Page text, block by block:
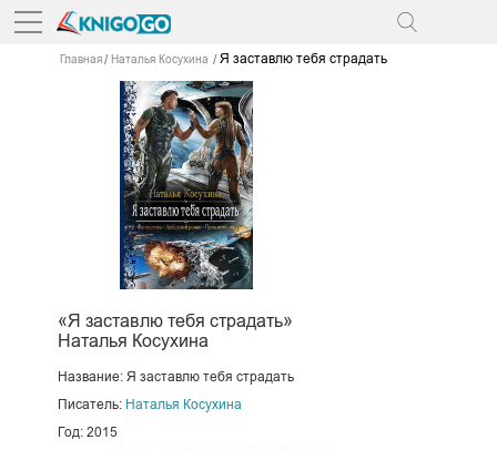
Главная Наталья Косухина Я заставлю тебя страдать
«Я заставлю тебя страдать»
Наталья Косухина
Название: Я заставлю тебя страдать
Писатель: Наталья Косухина
Год: 2015